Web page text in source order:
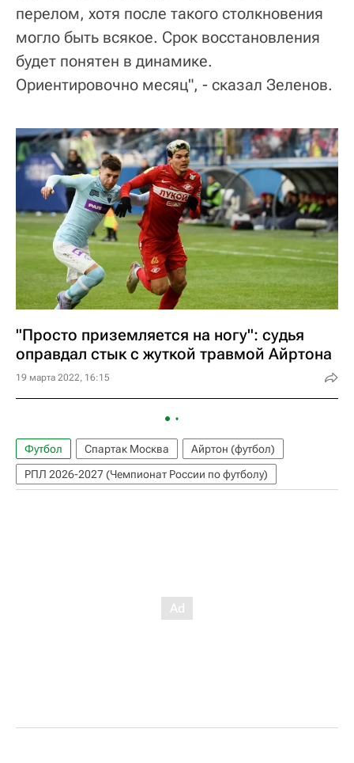
перелом, хотя после такого столкновения
могло быть всякое. Срок восстановления
будет понятен в динамике.
Ориентировочно месяц", - сказал Зеленов.
"Просто приземляется на ногу": судья
оправдал стык с жуткой травмой Айртона
19 марта 2022, 16:15
Футбол Спартак Москва
Айртон (футбол)
РПЛ 2026-2027 (Чемпионат России по футболу)